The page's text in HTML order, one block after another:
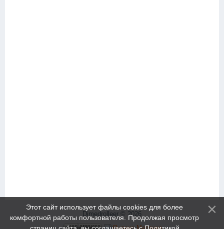
Dimedrolleer © 2026
Этот сайт использует файлы cookies для более
комфортной работы пользователя. Продолжая просмотр